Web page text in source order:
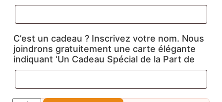
C’est un cadeau ? Inscrivez votre nom. Nous
joindrons gratuitement une carte élégante
indiquant ‘Un Cadeau Spécial de la Part de